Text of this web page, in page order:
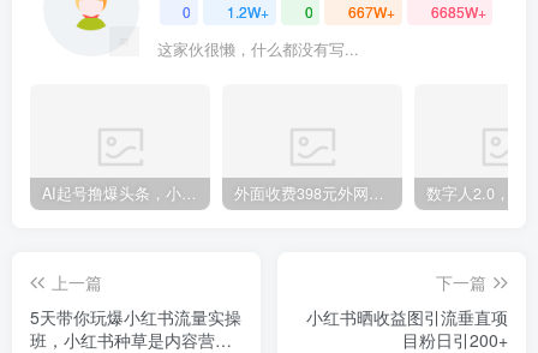
0 1.2W+ 0 667W+ 6685W+
这家伙很懒，什么都没有写...
AI起号撸爆头条，小白也能操作，日入2000+ 外面收费398元外网超跑豪车汽车视频搬运至快手抖音上热门项目
上一篇
5天带你玩爆小红书流量实操
班，小红书种草是内容营销
下一篇
小红书晒收益图引流垂直项
目粉日引200+